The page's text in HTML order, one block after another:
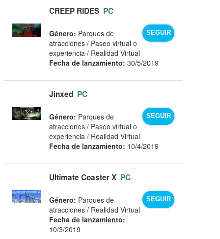
CREEP RIDES PC
SEGUIR
Género: Parques de
atracciones / Paseo virtual o
experiencia / Realidad Virtual
Fecha de lanzamiento: 30/5/2019
Jinxed PC
SEGUIR
Género: Parques de
atracciones / Paseo virtual o
experiencia / Realidad Virtual
Fecha de lanzamiento: 10/4/2019
Ultimate Coaster X PC
SEGUIR
Género: Parques de
atracciones / Realidad Virtual
Fecha de lanzamiento:
10/3/2019